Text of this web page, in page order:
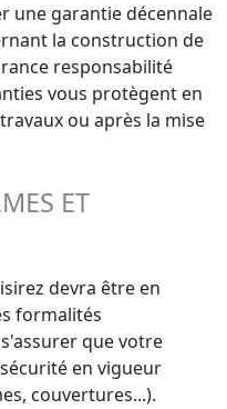
une garantie décennale
la construction de
responsabilité
vous protègent en
ou après la mise
ET
devra être en
formalités
que votre
en vigueur
couvertures...).